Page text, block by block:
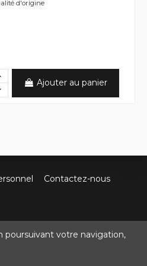
d'origine
Ajouter au panier
Contactez-nous
poursuivant votre navigation,